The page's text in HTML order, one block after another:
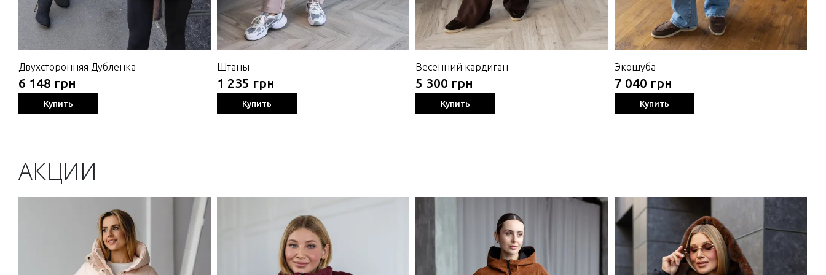
Двухсторонняя Дубленка
6 148 грн
Купить
Штаны
1 235 грн
Купить
Весенний кардиган
5 300 грн
Купить
Экошуба
7 040 грн
Купить
АКЦИИ